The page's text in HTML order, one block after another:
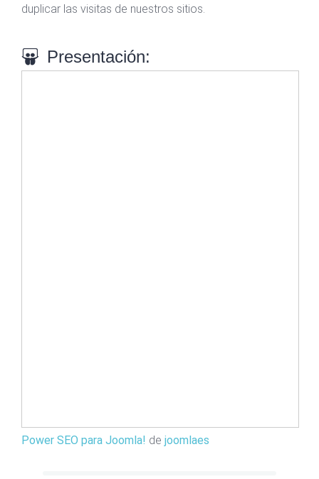
duplicar las visitas de nuestros sitios.
Presentación:
Power SEO para Joomla! de joomlaes